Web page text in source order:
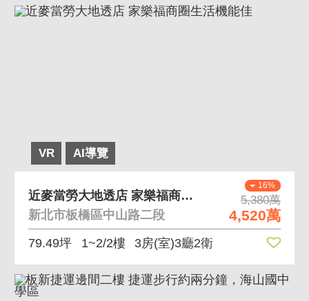
VR AI導覽
16%
5,380萬
4,520萬
近麥當勞大地透店 家樂福商圈生活機能佳
新北市板橋區中山路二段
79.49坪 1~2/2樓 3房(室)3廳2衛